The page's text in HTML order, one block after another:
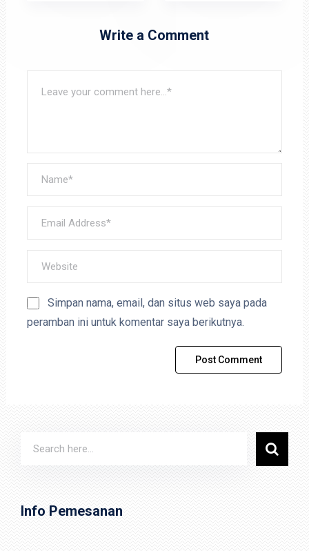
Write a Comment
Simpan nama, email, dan situs web saya pada
peramban ini untuk komentar saya berikutnya.
Info Pemesanan